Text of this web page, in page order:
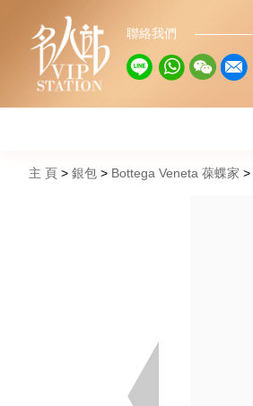
聯絡我們
主 頁 銀包 Bottega Veneta 葆蝶家